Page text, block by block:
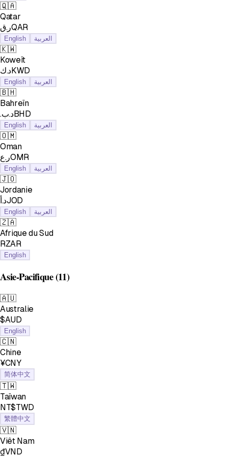
🇶🇦
Qatar
ر.قQAR
English العربية
🇰🇼
Koweït
د.كKWD
English العربية
🇧🇭
Bahreïn
.د.بBHD
English العربية
🇴🇲
Oman
ر.عOMR
English العربية
🇯🇴
Jordanie
د.أJOD
English العربية
🇿🇦
Afrique du Sud
RZAR
English
Asie-Pacifique(11)
🇦🇺
Australie
$AUD
English
🇨🇳
Chine
¥CNY
简体中文
🇹🇼
Taïwan
NT$TWD
繁體中文
🇻🇳
Viêt Nam
₫VND